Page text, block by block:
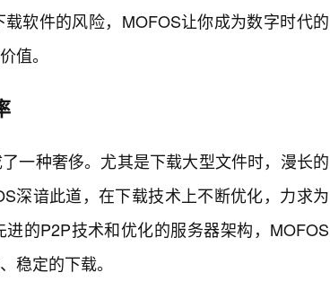
软件的风险，MOFOS让你成为数字时代的
值。
一种奢侈。尤其是下载大型文件时，漫长的
深谙此道，在下载技术上不断优化，力求为
的P2P技术和优化的服务器架构，MOFOS
稳定的下载。